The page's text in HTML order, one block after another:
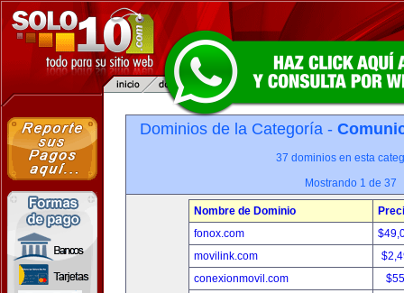
Dominios de la Categoría -
37 dominios en esta
Mostrando 1 de 37
Nombre de Dominio
fonox.com
movilink.com
conexionmovil.com